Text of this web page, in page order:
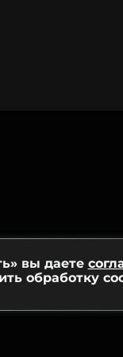
вы даете
обработку